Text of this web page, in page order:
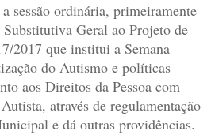
sessão ordinária, primeiramente
Geral ao Projeto de
2017 que institui a Semana
do Autismo e políticas
aos Direitos da Pessoa com
através de regulamentação
e dá outras providências.